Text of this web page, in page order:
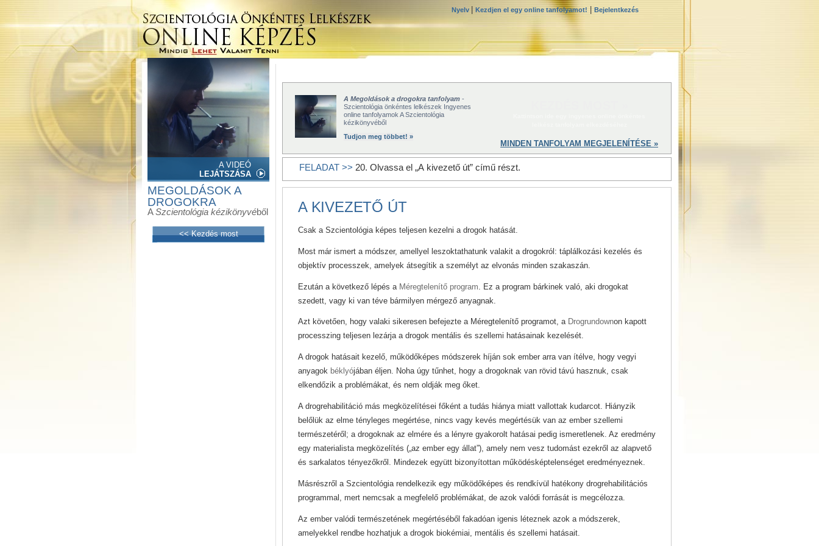
Nyelv Kezdjen el egy online tanfolyamot! Bejelentkezés
A VIDEÓ
LEJÁTSZÁSA
MEGOLDÁSOK A
DROGOKRA
ASzcientológia kézikönyvéből
<< Kezdés most
A Megoldások a drogokra tanfolyam -
Szcientológia önkéntes lelkészek Ingyenes
online tanfolyamok A Szcientológia
kézikönyvéből
Tudjon meg többet! »
MINDEN TANFOLYAM MEGJELENÍTÉSE »
FELADAT >> 20. Olvassa el „A kivezető út” című részt.
A KIVEZETŐ ÚT
Csak a Szcientológia képes teljesen kezelni a drogok hatását.
Most már ismert a módszer, amellyel leszoktathatunk valakit a drogokról: táplálkozási kezelés és
objektív processzek, amelyek átsegítik a személyt az elvonás minden szakaszán.
Ezután a következő lépés a Méregtelenítő program . Ez a program bárkinek való, aki drogokat
szedett, vagy ki van téve bármilyen mérgező anyagnak.
Azt követően, hogy valaki sikeresen befejezte a Méregtelenítő programot, a Drogrundownon kapott
processzing teljesen lezárja a drogok mentális és szellemi hatásainak kezelését.
A drogok hatásait kezelő, működőképes módszerek híján sok ember arra van ítélve, hogy vegyi
anyagok béklyójában éljen. Noha úgy tűnhet, hogy a drogoknak van rövid távú hasznuk, csak
elkendőzik a problémákat, és nem oldják meg őket.
A drogrehabilitáció más megközelítései főként a tudás hiánya miatt vallottak kudarcot. Hiányzik
belőlük az elme tényleges megértése, nincs vagy kevés megértésük van az ember szellemi
természetéről; a drogoknak az elmére és a lényre gyakorolt hatásai pedig ismeretlenek. Az eredmény
egy materialista megközelítés („az ember egy állat”), amely nem vesz tudomást ezekről az alapvető
és sarkalatos tényezőkről. Mindezek együtt bizonyítottan működésképtelenséget eredményeznek.
Másrészről a Szcientológia rendelkezik egy működőképes és rendkívül hatékony drogrehabilitációs
programmal, mert nemcsak a megfelelő problémákat, de azok valódi forrását is megcélozza.
Az ember valódi természetének megértéséből fakadóan igenis léteznek azok a módszerek,
amelyekkel rendbe hozhatjuk a drogok biokémiai, mentális és szellemi hatásait.